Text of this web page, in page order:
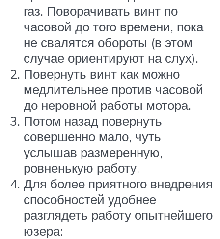
газ. Поворачивать винт по
часовой до того времени, пока
не свалятся обороты (в этом
случае ориентируют на слух).
Повернуть винт как можно
медлительнее против часовой
до неровной работы мотора.
Потом назад повернуть
совершенно мало, чуть
услышав размеренную,
ровненькую работу.
Для более приятного внедрения
способностей удобнее
разглядеть работу опытнейшего
юзера: